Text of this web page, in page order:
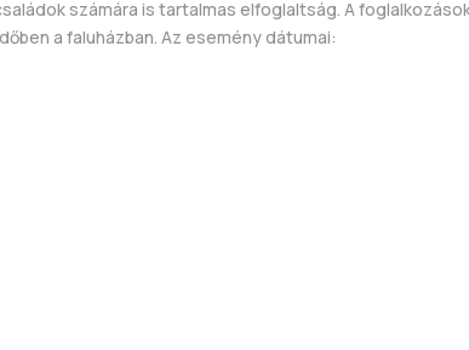
számára is tartalmas elfoglaltság. A
a faluházban. Az esemény dátumai: